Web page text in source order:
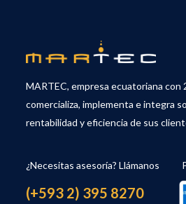
MARTEC, empresa ecuatoriana
comercializa, implementa e integra
rentabilidad y eficiencia de sus
¿Necesitas asesoría? Llámanos
(+593 2) 395 8270